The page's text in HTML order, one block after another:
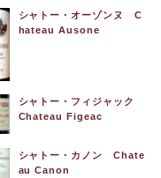
シャトー・オーゾンヌ C
hateau Ausone
シャトー・フィジャック
Chateau Figeac
シャトー・カノン Chate
au Canon